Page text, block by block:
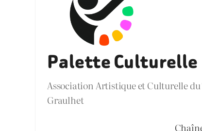
Palette Culturelle
Association Artistique et Culturelle
Graulhet